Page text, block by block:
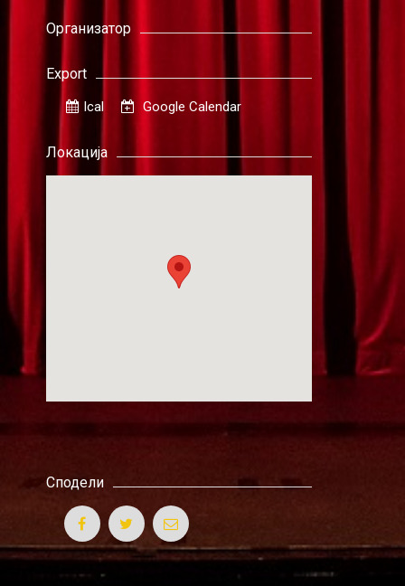
Организатор
Export
Ical Google Calendar
Локација
Сподели